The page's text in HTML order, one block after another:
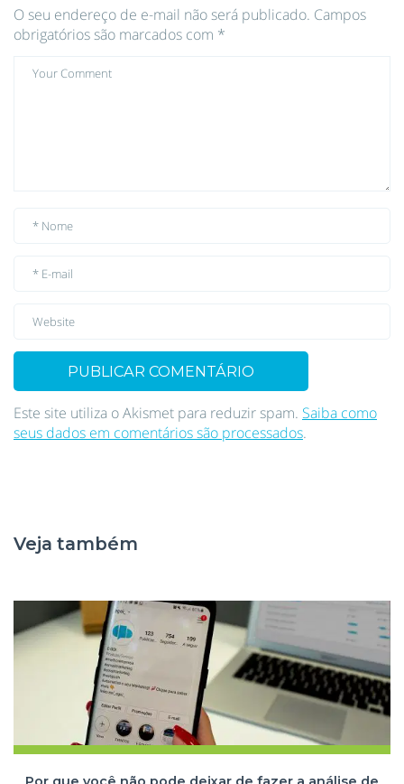
O seu endereço de e-mail não será publicado. Campos
obrigatórios são marcados com *
Este site utiliza o Akismet para reduzir spam. Saiba como
seus dados em comentários são processados.
Veja também